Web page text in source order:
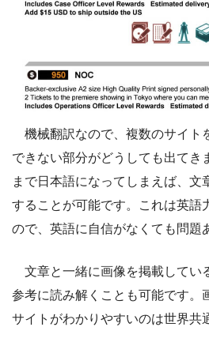
機械翻訳なので、複数のサイト
できない部分がどうしても出てき
まで日本語になってしまえば、文
することが可能です。これは英語
ので、英語に自信がなくても問題
文章と一緒に画像を掲載してい
参考に読み解くことも可能です。
サイトがわかりやすいのは世界共